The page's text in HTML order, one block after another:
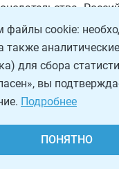
1643; 2011, N 29,
файлы cookie:
также аналитические
для сбора
вы
Подробнее
ПОНЯТНО